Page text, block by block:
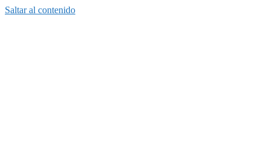
Saltar al contenido